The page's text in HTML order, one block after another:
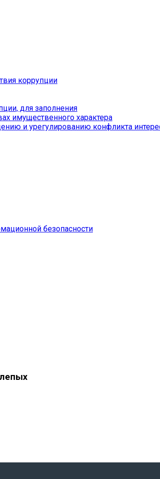
коррупции
для заполнения
имущественного характера
и урегулированию конфликта
безопасности